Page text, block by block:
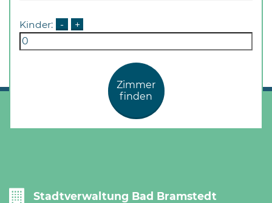
Kinder: - +
Zimmer
finden
Stadtverwaltung Bad Bramstedt